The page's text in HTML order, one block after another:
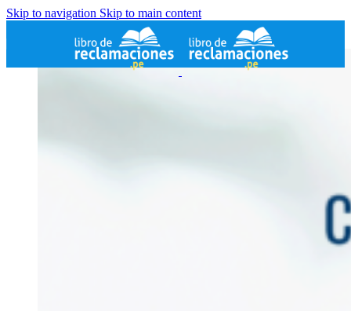
Skip to navigation Skip to main content